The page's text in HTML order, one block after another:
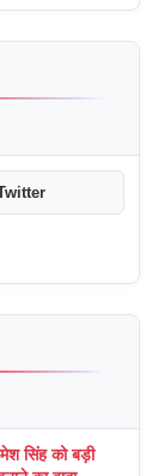
सिंह को बड़ी